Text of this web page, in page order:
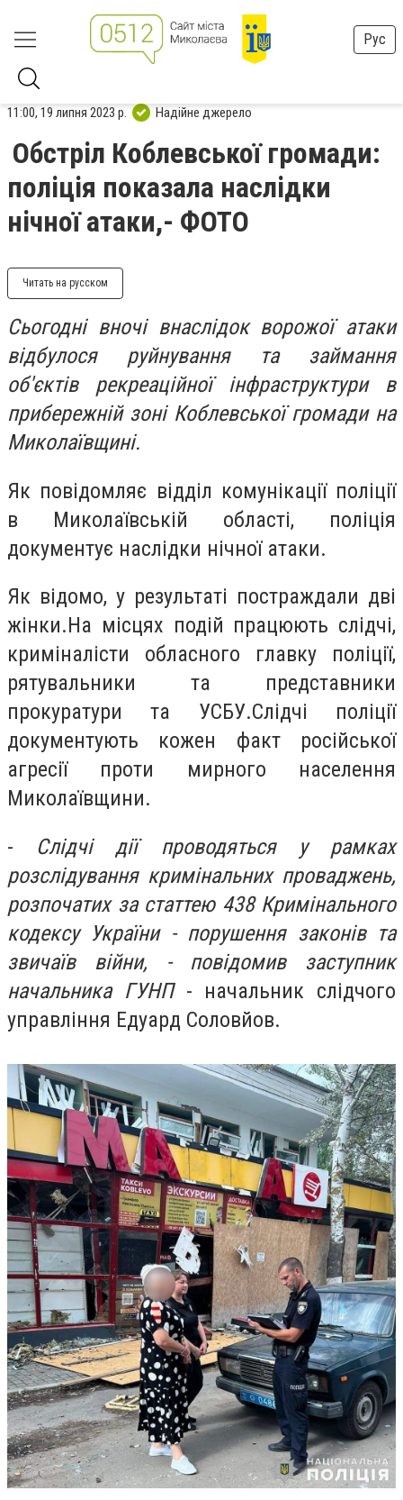
Рус
11:00, 19 липня 2023 р. Надійне джерело
Обстріл Коблевської громади:
поліція показала наслідки
нічної атаки,- ФОТО
Читать на русском
Сьогодні вночі внаслідок ворожої атаки
відбулося руйнування та займання
об'єктів рекреаційної інфраструктури в
прибережній зоні Коблевської громади на
Миколаївщині.
Як повідомляє відділ комунікації поліції
в Миколаївській області, поліція
документує наслідки нічної атаки.
Як відомо, у результаті постраждали дві
жінки.На місцях подій працюють слідчі,
криміналісти обласного главку поліції,
рятувальники та представники
прокуратури та УСБУ.Слідчі поліції
документують кожен факт російської
агресії проти мирного населення
Миколаївщини.
- Слідчі дії проводяться у рамках
розслідування кримінальних проваджень,
розпочатих за статтею 438 Кримінального
кодексу України - порушення законів та
звичаїв війни, - повідомив заступник
начальника ГУНП- начальник слідчого
управління Едуард Соловйов.